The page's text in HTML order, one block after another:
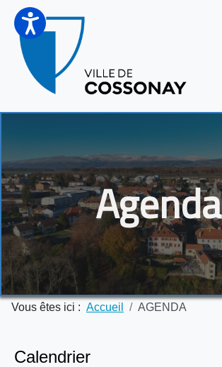
Agenda
Vous êtes ici : Accueil AGENDA
Calendrier